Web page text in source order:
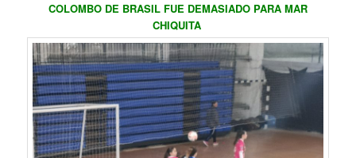
COLOMBO DE BRASIL FUE DEMASIADO PARA MAR
CHIQUITA